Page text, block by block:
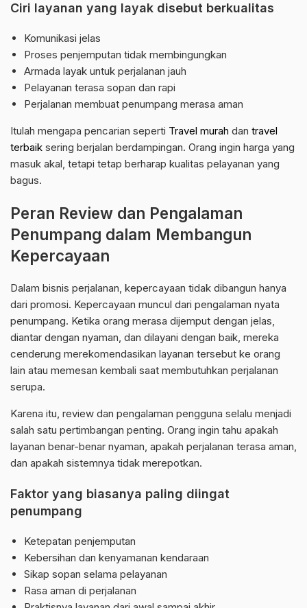
Ciri layanan yang layak disebut berkualitas
Komunikasi jelas
Proses penjemputan tidak membingungkan
Armada layak untuk perjalanan jauh
Pelayanan terasa sopan dan rapi
Perjalanan membuat penumpang merasa aman
Itulah mengapa pencarian seperti Travel murah dan travel
terbaik sering berjalan berdampingan. Orang ingin harga yang
masuk akal, tetapi tetap berharap kualitas pelayanan yang
bagus.
Peran Review dan Pengalaman
Penumpang dalam Membangun
Kepercayaan
Dalam bisnis perjalanan, kepercayaan tidak dibangun hanya
dari promosi. Kepercayaan muncul dari pengalaman nyata
penumpang. Ketika orang merasa dijemput dengan jelas,
diantar dengan nyaman, dan dilayani dengan baik, mereka
cenderung merekomendasikan layanan tersebut ke orang
lain atau memesan kembali saat membutuhkan perjalanan
serupa.
Karena itu, review dan pengalaman pengguna selalu menjadi
salah satu pertimbangan penting. Orang ingin tahu apakah
layanan benar-benar nyaman, apakah perjalanan terasa aman,
dan apakah sistemnya tidak merepotkan.
Faktor yang biasanya paling diingat
penumpang
Ketepatan penjemputan
Kebersihan dan kenyamanan kendaraan
Sikap sopan selama pelayanan
Rasa aman di perjalanan